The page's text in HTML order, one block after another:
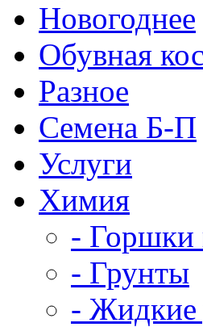
Новогоднее
Обувная
Разное
Семена Б-П
Услуги
Химия
- Горшки
- Грунты
- Жидкие